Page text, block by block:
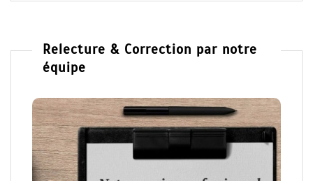
Relecture & Correction par notre
équipe